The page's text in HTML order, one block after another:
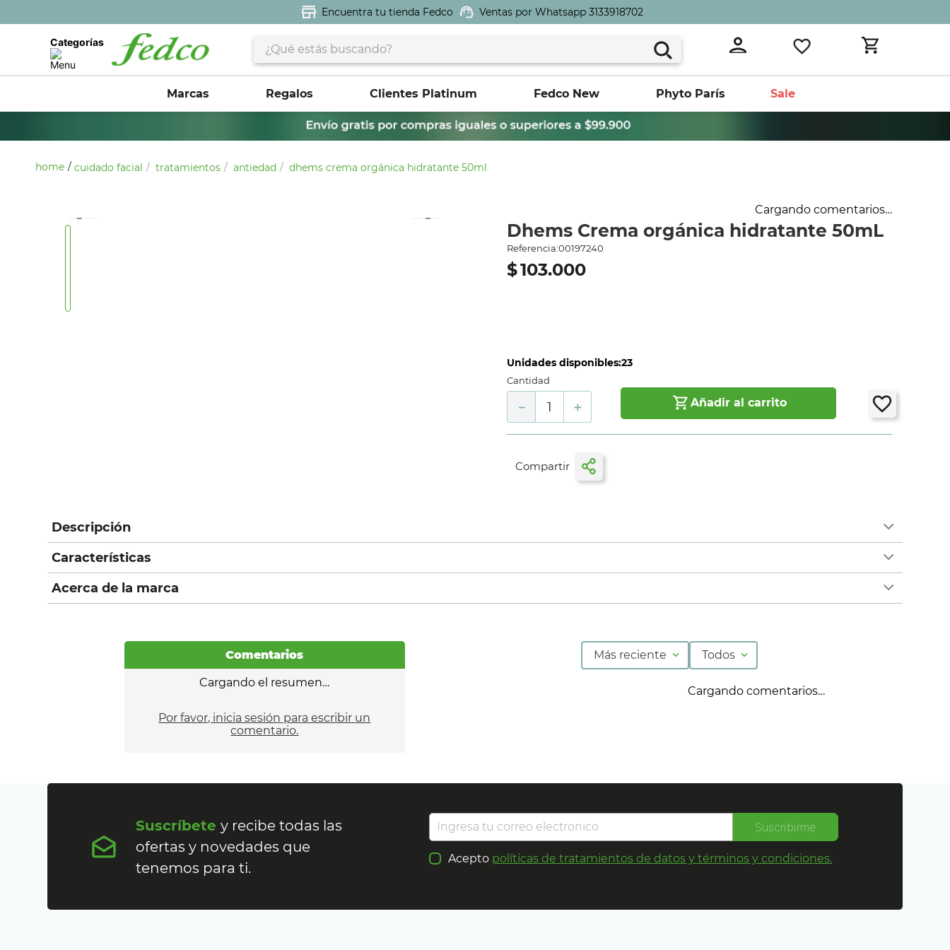
Encuentra tu tienda Fedco Ventas por Whatsapp 3133918702
Categorías ¿Qué estás buscando?
Marcas Regalos Clientes Platinum Fedco New Phyto París Sale
cuidado facial tratamientos antiedad dhems crema orgánica hidratante 50ml
Cargando comentarios…
Dhems Crema orgánica hidratante 50mL
Referencia:00197240
$103.000
Unidades disponibles:23
Cantidad
＋
－ Añadir al carrito
Descripción
Características
Acerca de la marca
Comentarios
Cargando el resumen…
Por favor, inicia sesión para escribir un
comentario.
Más reciente Todos
Cargando comentarios…
Suscríbetey recibe todas las
ofertas y novedades que
tenemos para ti.
Suscribirme
Acepto políticas de tratamientos de datos y términos y condiciones.